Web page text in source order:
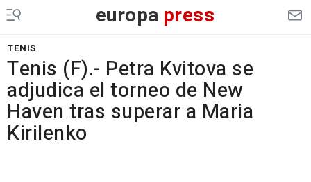
europa press
TENIS
Tenis (F).- Petra Kvitova se
adjudica el torneo de New
Haven tras superar a Maria
Kirilenko